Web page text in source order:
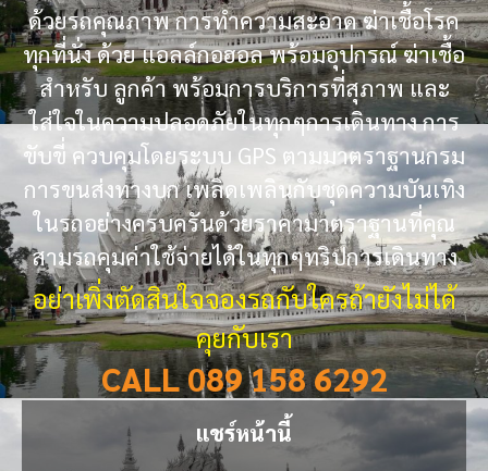
ด้วยรถคุณภาพ การทำความสะอาด ฆ่าเชื้อโรค
ทุกที่นั่ง ด้วย แอลล์กอฮอล พร้อมอุปกรณ์ ฆ่าเชื้อ
สำหรับ ลูกค้า พร้อมการบริการที่สุภาพ และ
ใส่ใจในความปลอดภัยในทุกๆการเดินทาง การ
ขับขี่ ควบคุมโดยระบบ GPS ตามมาตราฐานกรม
การขนส่งทางบก เพลิดเพลินกับชุดความบันเทิง
ในรถอย่างครบครันด้วยราคามาตราฐานที่คุณ
สามรถคุมค่าใช้จ่ายได้ในทุกๆทริปการเดินทาง
อย่าเพิ่งตัดสินใจจองรถกับใครถ้ายังไม่ได้
คุยกับเรา
CALL 089 158 6292
แชร์หน้านี้